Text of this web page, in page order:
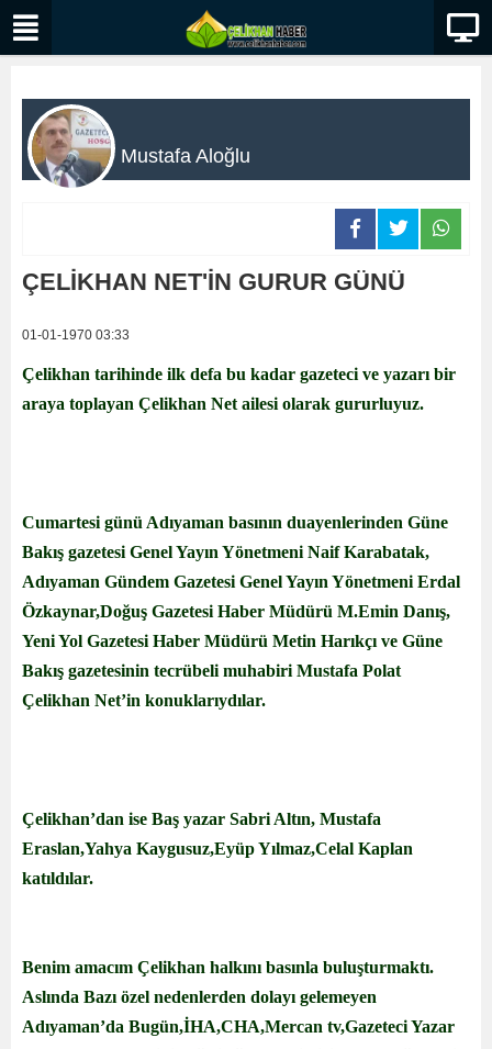
Mustafa Aloğlu
ÇELİKHAN NET'İN GURUR GÜNÜ
01-01-1970 03:33
Çelikhan tarihinde ilk defa bu kadar gazeteci ve yazarı bir
araya toplayan Çelikhan Net ailesi olarak gururluyuz.
Cumartesi günü Adıyaman basının duayenlerinden Güne
Bakış gazetesi Genel Yayın Yönetmeni Naif Karabatak,
Adıyaman Gündem Gazetesi Genel Yayın Yönetmeni Erdal
Özkaynar,Doğuş Gazetesi Haber Müdürü M.Emin Danış,
Yeni Yol Gazetesi Haber Müdürü Metin Harıkçı ve Güne
Bakış gazetesinin tecrübeli muhabiri Mustafa Polat
Çelikhan Net’in konuklarıydılar.
Çelikhan’dan ise Baş yazar Sabri Altın, Mustafa
Eraslan,Yahya Kaygusuz,Eyüp Yılmaz,Celal Kaplan
katıldılar.
Benim amacım Çelikhan halkını basınla buluşturmaktı.
Aslında Bazı özel nedenlerden dolayı gelemeyen
Adıyaman’da Bugün,İHA,CHA,Mercan tv,Gazeteci Yazar